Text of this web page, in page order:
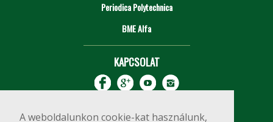
A weboldalunkon cookie-kat használunk,
Periodica Polytechnica
BME Alfa
KAPCSOLAT